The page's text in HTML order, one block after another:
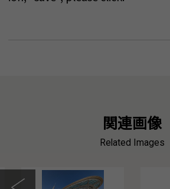
関連画像
Related Images